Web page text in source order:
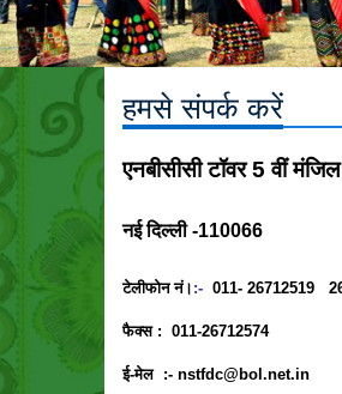
हमसे संपर्क करें
एनबीसीसी टॉवर 5 वीं
नई दिल्ली -110066
टेलीफोन नं। :- 011- 26712519
फैक्स : 011-26712574
ई-मेल :- nstfdc@bol.net.in